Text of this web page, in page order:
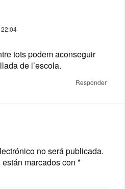
tots podem aconseguir
de l’escola.
Responder
no será publicada.
marcados con *